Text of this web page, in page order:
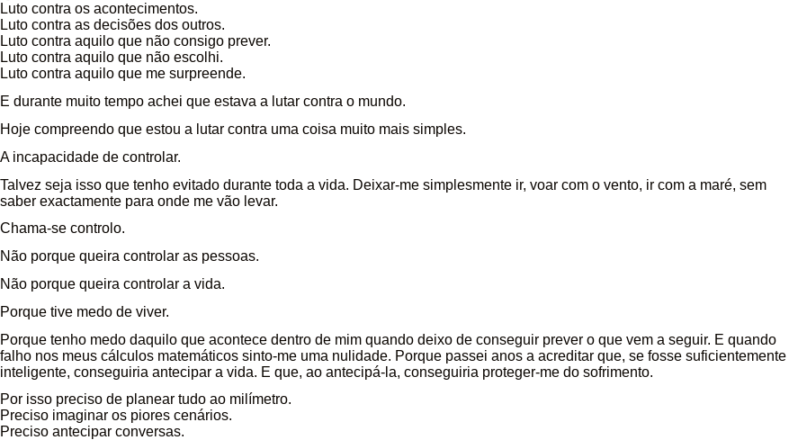
Luto contra os acontecimentos.
Luto contra as decisões dos outros.
Luto contra aquilo que não consigo prever.
Luto contra aquilo que não escolhi.
Luto contra aquilo que me surpreende.
E durante muito tempo achei que estava a lutar contra o mundo.
Hoje compreendo que estou a lutar contra uma coisa muito mais simples.
A incapacidade de controlar.
Talvez seja isso que tenho evitado durante toda a vida. Deixar-me simplesmente ir, voar com o vento, ir com a maré, sem
saber exactamente para onde me vão levar.
Chama-se controlo.
Não porque queira controlar as pessoas.
Não porque queira controlar a vida.
Porque tive medo de viver.
Porque tenho medo daquilo que acontece dentro de mim quando deixo de conseguir prever o que vem a seguir. E quando
falho nos meus cálculos matemáticos sinto-me uma nulidade. Porque passei anos a acreditar que, se fosse suficientemente
inteligente, conseguiria antecipar a vida. E que, ao antecipá-la, conseguiria proteger-me do sofrimento.
Por isso preciso de planear tudo ao milímetro.
Preciso imaginar os piores cenários.
Preciso antecipar conversas.